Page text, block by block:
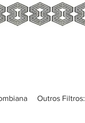
Outros Filtros: